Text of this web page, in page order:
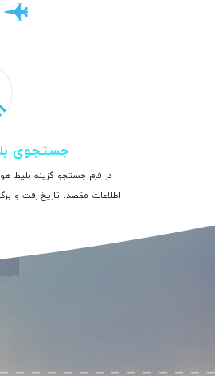
جستجوی
در فرم جستجو گزینه بلیط
اطلاعات مقصد، تاریخ رفت و